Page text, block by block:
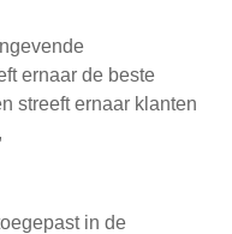
ernaar de beste
streeft ernaar klanten
in de